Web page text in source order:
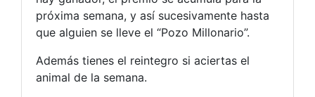
próxima semana, y así sucesivamente hasta
que alguien se lleve el “Pozo Millonario”.
Además tienes el reintegro si aciertas el
animal de la semana.